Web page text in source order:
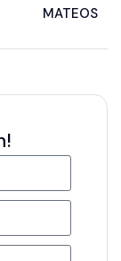
MATEOS